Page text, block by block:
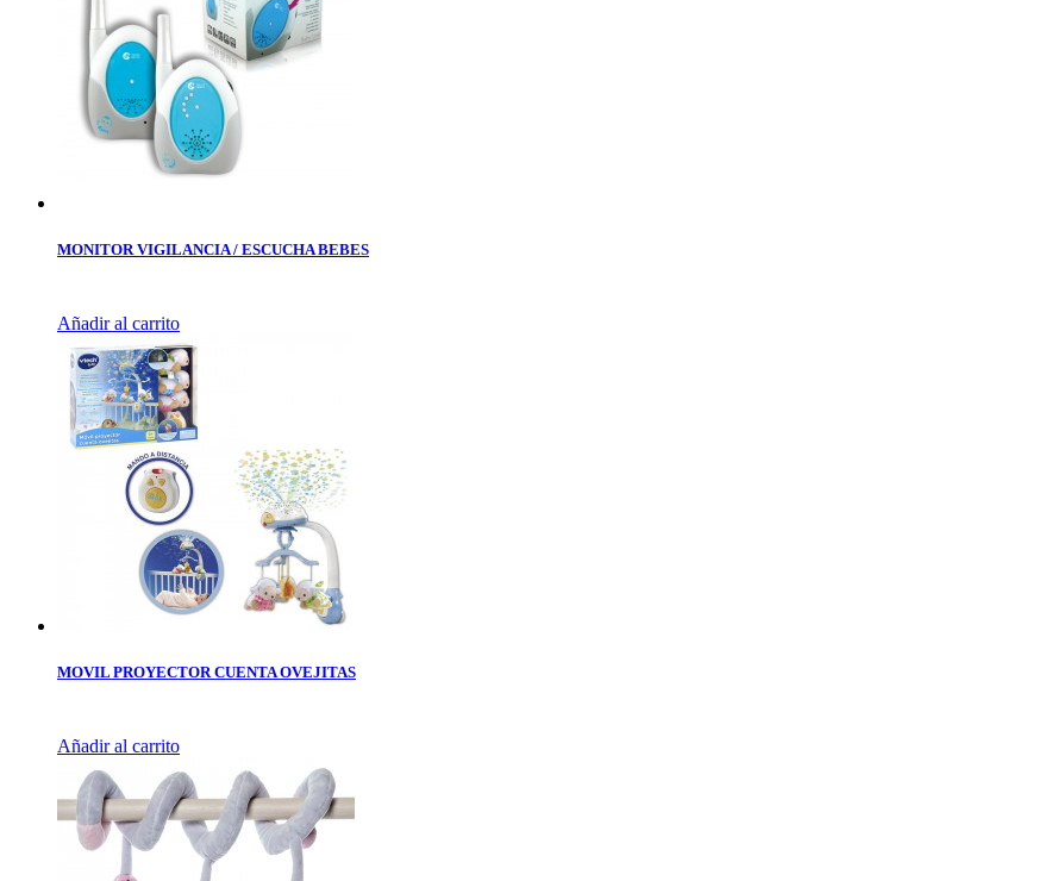
MONITOR VIGILANCIA / ESCUCHA BEBES
Añadir al carrito
MOVIL PROYECTOR CUENTA OVEJITAS
Añadir al carrito